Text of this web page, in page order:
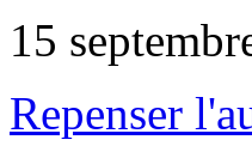
15
Repenser